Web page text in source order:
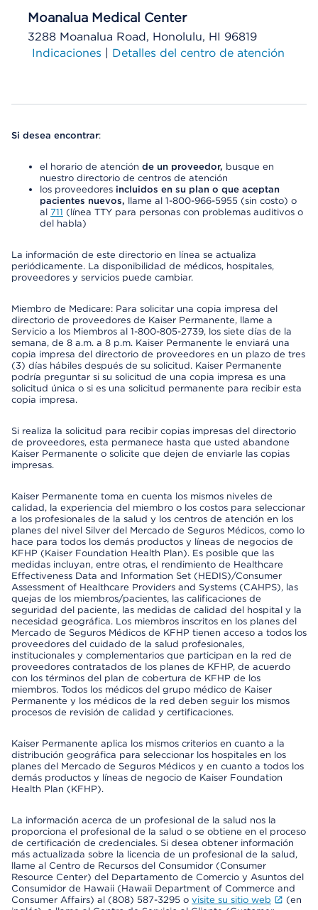
Moanalua Medical Center
3288 Moanalua Road, Honolulu, HI 96819
Indicaciones | Detalles del centro de atención
Si desea encontrar:
el horario de atención de un proveedor, busque en
nuestro directorio de centros de atención
los proveedores incluidos en su plan o que aceptan
pacientes nuevos, llame al 1-800-966-5955 (sin costo) o
al 711 (línea TTY para personas con problemas auditivos o
del habla)
La información de este directorio en línea se actualiza
periódicamente. La disponibilidad de médicos, hospitales,
proveedores y servicios puede cambiar.
Miembro de Medicare: Para solicitar una copia impresa del
directorio de proveedores de Kaiser Permanente, llame a
Servicio a los Miembros al 1-800-805-2739, los siete días de la
semana, de 8 a.m. a 8 p.m. Kaiser Permanente le enviará una
copia impresa del directorio de proveedores en un plazo de tres
(3) días hábiles después de su solicitud. Kaiser Permanente
podría preguntar si su solicitud de una copia impresa es una
solicitud única o si es una solicitud permanente para recibir esta
copia impresa.
Si realiza la solicitud para recibir copias impresas del directorio
de proveedores, esta permanece hasta que usted abandone
Kaiser Permanente o solicite que dejen de enviarle las copias
impresas.
Kaiser Permanente toma en cuenta los mismos niveles de
calidad, la experiencia del miembro o los costos para seleccionar
a los profesionales de la salud y los centros de atención en los
planes del nivel Silver del Mercado de Seguros Médicos, como lo
hace para todos los demás productos y líneas de negocios de
KFHP (Kaiser Foundation Health Plan). Es posible que las
medidas incluyan, entre otras, el rendimiento de Healthcare
Effectiveness Data and Information Set (HEDIS)/Consumer
Assessment of Healthcare Providers and Systems (CAHPS), las
quejas de los miembros/pacientes, las calificaciones de
seguridad del paciente, las medidas de calidad del hospital y la
necesidad geográfica. Los miembros inscritos en los planes del
Mercado de Seguros Médicos de KFHP tienen acceso a todos los
proveedores del cuidado de la salud profesionales,
institucionales y complementarios que participan en la red de
proveedores contratados de los planes de KFHP, de acuerdo
con los términos del plan de cobertura de KFHP de los
miembros. Todos los médicos del grupo médico de Kaiser
Permanente y los médicos de la red deben seguir los mismos
procesos de revisión de calidad y certificaciones.
Kaiser Permanente aplica los mismos criterios en cuanto a la
distribución geográfica para seleccionar los hospitales en los
planes del Mercado de Seguros Médicos y en cuanto a todos los
demás productos y líneas de negocio de Kaiser Foundation
Health Plan (KFHP).
La información acerca de un profesional de la salud nos la
proporciona el profesional de la salud o se obtiene en el proceso
de certificación de credenciales. Si desea obtener información
más actualizada sobre la licencia de un profesional de la salud,
llame al Centro de Recursos del Consumidor (Consumer
Resource Center) del Departamento de Comercio y Asuntos del
Consumidor de Hawaii (Hawaii Department of Commerce and
Consumer Affairs) al (808) 587-3295 o visite su sitio web
(en